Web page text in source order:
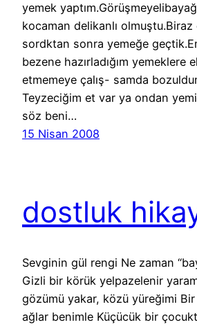
yemek
kocaman delikanlı
sordktan sonra yemeğe
bezene hazırladığım yemeklere
etmemeye çalış- samda
Teyzeciğim et var ya ondan
söz beni…
15 Nisan 2008
dostluk
Sevginin gül rengi Ne zaman
Gizli bir körük yelpazelenir
gözümü yakar, közü yüreğimi
ağlar benimle Küçücük bir